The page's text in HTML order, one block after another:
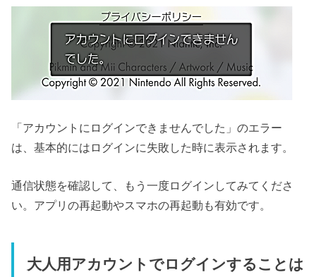
「アカウントにログインできませんでした」のエラー
は、基本的にはログインに失敗した時に表示されます。
通信状態を確認して、もう一度ログインしてみてくださ
い。アプリの再起動やスマホの再起動も有効です。
大人用アカウントでログインすることは